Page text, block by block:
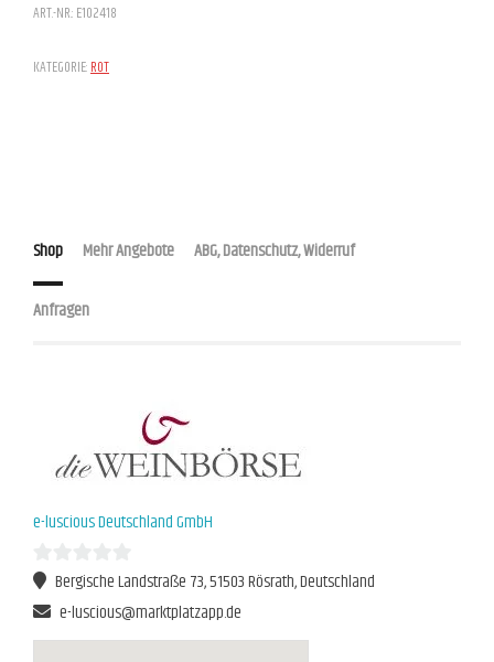
ART.-NR.: E102418
KATEGORIE:ROT
Shop Mehr Angebote ABG, Datenschutz, Widerruf
Anfragen
e-luscious Deutschland GmbH
0
von
Bergische Landstraße 73, 51503 Rösrath, Deutschland
e-luscious@marktplatzapp.de